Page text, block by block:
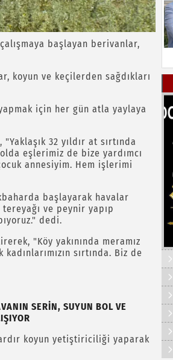
başlayan berivanlar,
koyun ve keçilerden sağdıkları
için her gün atla yaylaya
32 yıldır at sırtında
eşlerimiz de bize yardımcı
annesiyim. Hem işlerimi
başlayarak havalar
ve peynir yapıp
dedi.
"Köy yakınında meramız
sırtında. Biz de
SERİN, SUYUN BOL VE
koyun yetiştiriciliği yaparak